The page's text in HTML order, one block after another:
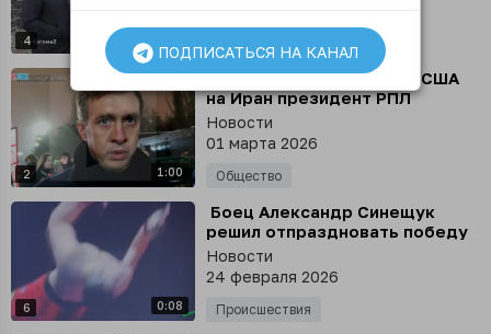
4
2 1:00
⁣ На фоне атак Израиля и США
на Иран президент РПЛ
Александр Алаев рассказал
РЕН ТВ о сборах российских
клубов в ОАЭ
Новости
01 марта 2026
Общество
6 0:08
⁣ Боец Александр Синещук
решил отпраздновать победу
на турнире «Южный рубеж»
эффектным сальто назад
Новости
24 февраля 2026
Происшествия
ПОДПИСАТЬСЯ НА КАНАЛ